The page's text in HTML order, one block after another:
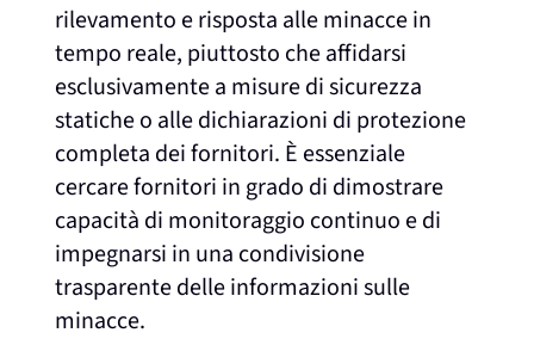
rilevamento e risposta alle minacce in
tempo reale, piuttosto che affidarsi
esclusivamente a misure di sicurezza
statiche o alle dichiarazioni di protezione
completa dei fornitori. È essenziale
cercare fornitori in grado di dimostrare
capacità di monitoraggio continuo e di
impegnarsi in una condivisione
trasparente delle informazioni sulle
minacce.